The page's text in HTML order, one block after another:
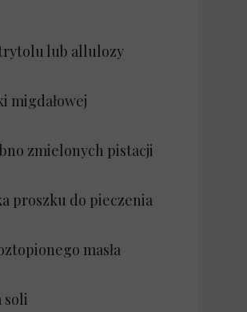
lub allulozy
migdałowej
zmielonych pistacji
proszku do pieczenia
masła
soli